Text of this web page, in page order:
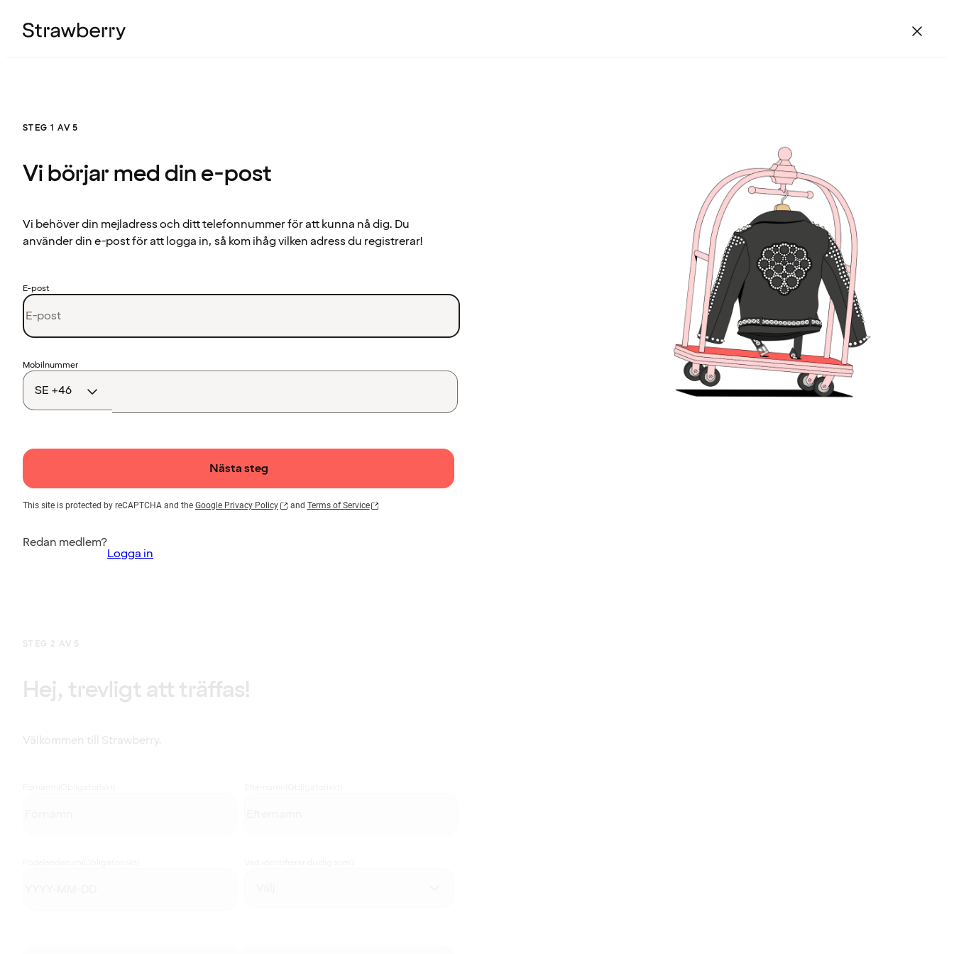
STEG 1 AV 5
Vi börjar med din e-post
Vi behöver din mejladress och ditt telefonnummer för att kunna nå dig. Du
använder din e-post för att logga in, så kom ihåg vilken adress du registrerar!
E-post
Landskod
Mobilnummer
Nästa steg
This site is protected by reCAPTCHA and the Google Privacy Policy and Terms of Service
Redan medlem?
Logga in
STEG 2 AV 5
Hej, trevligt att träffas!
Välkommen till Strawberry.